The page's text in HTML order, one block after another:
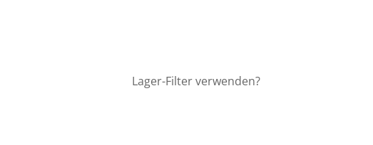
Lager-Filter verwenden?